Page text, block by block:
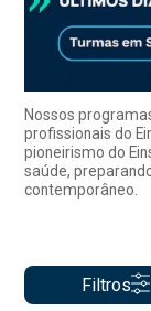
Nossos
profissionais do
pioneirismo do
saúde,
contemporâneo.
Filtros